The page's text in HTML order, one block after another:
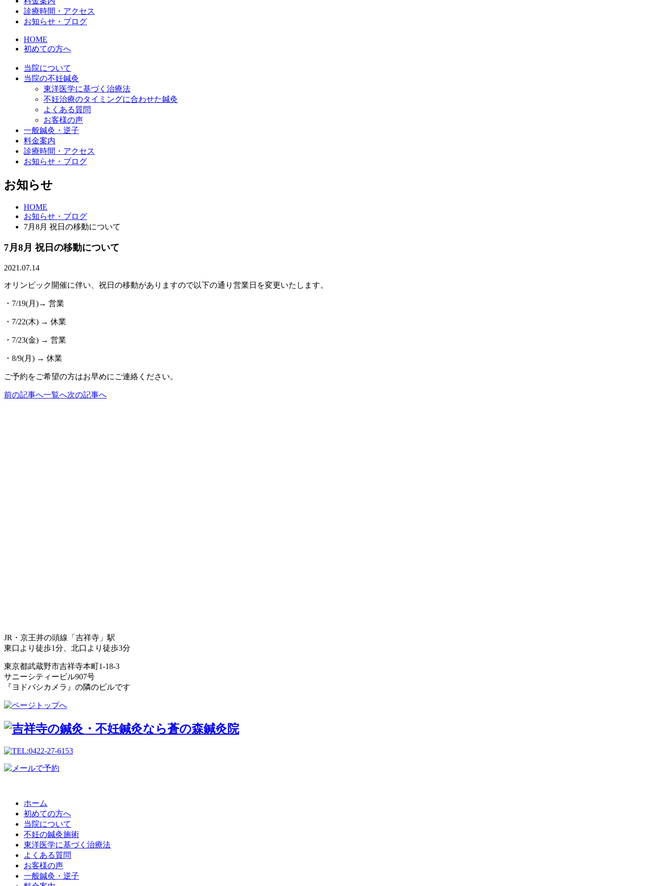
診療時間・アクセス
お知らせ・ブログ
HOME
初めての方へ
当院について
当院の不妊鍼灸
東洋医学に基づく治療法
不妊治療のタイミングに合わせた鍼灸
よくある質問
お客様の声
一般鍼灸・逆子
料金案内
診療時間・アクセス
お知らせ・ブログ
お知らせ
HOME
お知らせ・ブログ
7月8月 祝日の移動について
7月8月 祝日の移動について
2021.07.14
オリンピック開催に伴い、祝日の移動がありますので以下の通り営業日を変更いたします。
・7/19(月)→ 営業
・7/22(木) → 休業
・7/23(金) → 営業
・8/9(月) → 休業
ご予約をご希望の方はお早めにご連絡ください。
前の記事へ一覧へ次の記事へ
JR・京王井の頭線「吉祥寺」駅
東口より徒歩1分、北口より徒歩3分
東京都武蔵野市吉祥寺本町1-18-3
サニーシティービル907号
『ヨドバシカメラ』の隣のビルです
ホーム
初めての方へ
当院について
不妊の鍼灸施術
東洋医学に基づく治療法
よくある質問
お客様の声
一般鍼灸・逆子